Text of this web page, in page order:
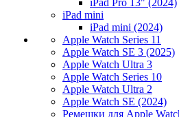
iPad Pro 13" (2024)
iPad mini
iPad mini (2024)
Apple Watch Series 11
Apple Watch SE 3 (2025)
Apple Watch Ultra 3
Apple Watch Series 10
Apple Watch Ultra 2
Apple Watch SE (2024)
Ремешки для Apple